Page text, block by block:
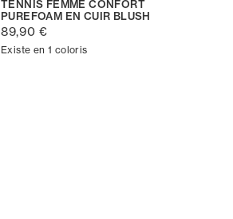
TENNIS FEMME CONFORT
PUREFOAM EN CUIR BLUSH
89,90 €
Existe en 1 coloris